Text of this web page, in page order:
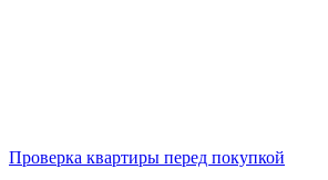
Проверка квартиры перед покупкой